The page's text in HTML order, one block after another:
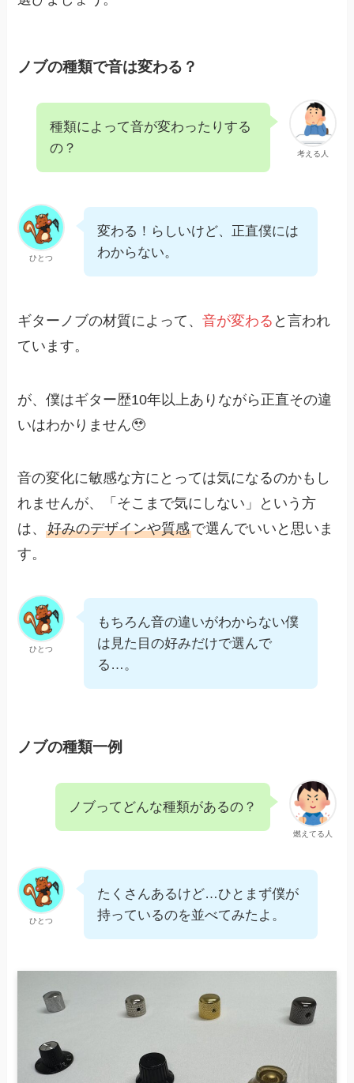
ノブの種類で音は変わる？
考える人
種類によって音が変わったりする
の？
ひとつ
変わる！らしいけど、正直僕には
わからない。
ギターノブの材質によって、音が変わる と言われ
ています。
が、僕はギター歴10年以上ありながら正直その違
いはわかりません🥹
音の変化に敏感な方にとっては気になるのかもし
れませんが、「そこまで気にしない」という方
は、好みのデザインや質感で選んでいいと思いま
す。
ひとつ
もちろん音の違いがわからない僕
は見た目の好みだけで選んで
る…。
ノブの種類一例
燃えてる人
ノブってどんな種類があるの？
ひとつ
たくさんあるけど…ひとまず僕が
持っているのを並べてみたよ。